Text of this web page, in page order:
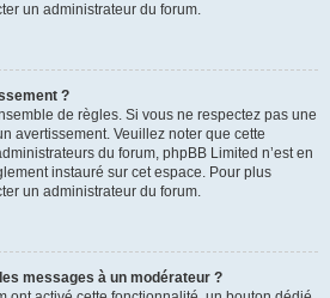
un administrateur du forum.
?
de règles. Si vous ne respectez pas une
avertissement. Veuillez noter que cette
du forum, phpBB Limited n’est en
instauré sur cet espace. Pour plus
un administrateur du forum.
messages à un modérateur ?